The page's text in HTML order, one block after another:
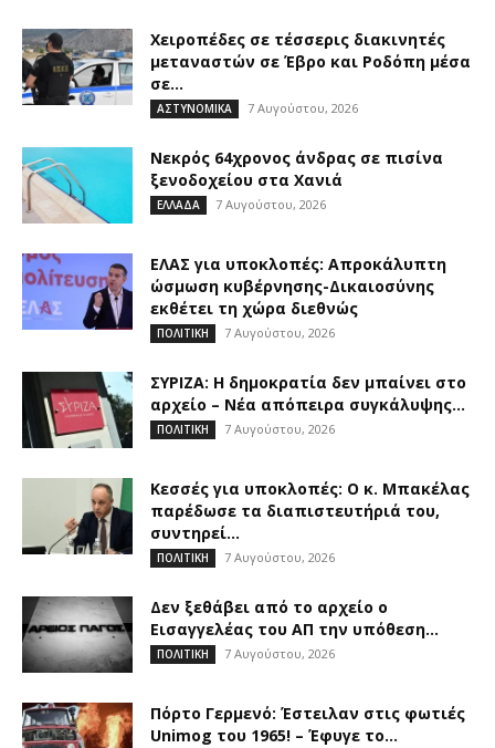
Χειροπέδες σε τέσσερις διακινητές
μεταναστών σε Έβρο και Ροδόπη μέσα
σε...
ΑΣΤΥΝΟΜΙΚΑ 7 Αυγούστου, 2026
Νεκρός 64χρονος άνδρας σε πισίνα
ξενοδοχείου στα Χανιά
ΕΛΛΑΔΑ 7 Αυγούστου, 2026
ΕΛΑΣ για υποκλοπές: Απροκάλυπτη
ώσμωση κυβέρνησης-Δικαιοσύνης
εκθέτει τη χώρα διεθνώς
ΠΟΛΙΤΙΚΗ 7 Αυγούστου, 2026
ΣΥΡΙΖΑ: Η δημοκρατία δεν μπαίνει στο
αρχείο – Νέα απόπειρα συγκάλυψης...
ΠΟΛΙΤΙΚΗ 7 Αυγούστου, 2026
Κεσσές για υποκλοπές: Ο κ. Μπακέλας
παρέδωσε τα διαπιστευτήριά του,
συντηρεί...
ΠΟΛΙΤΙΚΗ 7 Αυγούστου, 2026
Δεν ξεθάβει από το αρχείο ο
Εισαγγελέας του ΑΠ την υπόθεση...
ΠΟΛΙΤΙΚΗ 7 Αυγούστου, 2026
Πόρτο Γερμενό: Έστειλαν στις φωτιές
Unimog του 1965! – Έφυγε το...